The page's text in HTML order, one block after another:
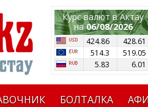
Курс валют в Актау
на06/08/2026
424.86
428.61
514.3
519.05
5.83
6.01
БОЛТАЛКА